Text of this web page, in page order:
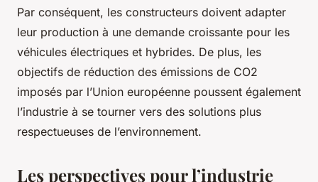
Par conséquent, les constructeurs doivent adapter
leur production à une demande croissante pour les
véhicules électriques et hybrides. De plus, les
objectifs de réduction des émissions de CO2
imposés par l’Union européenne poussent également
l’industrie à se tourner vers des solutions plus
respectueuses de l’environnement.
Les perspectives pour l’industrie